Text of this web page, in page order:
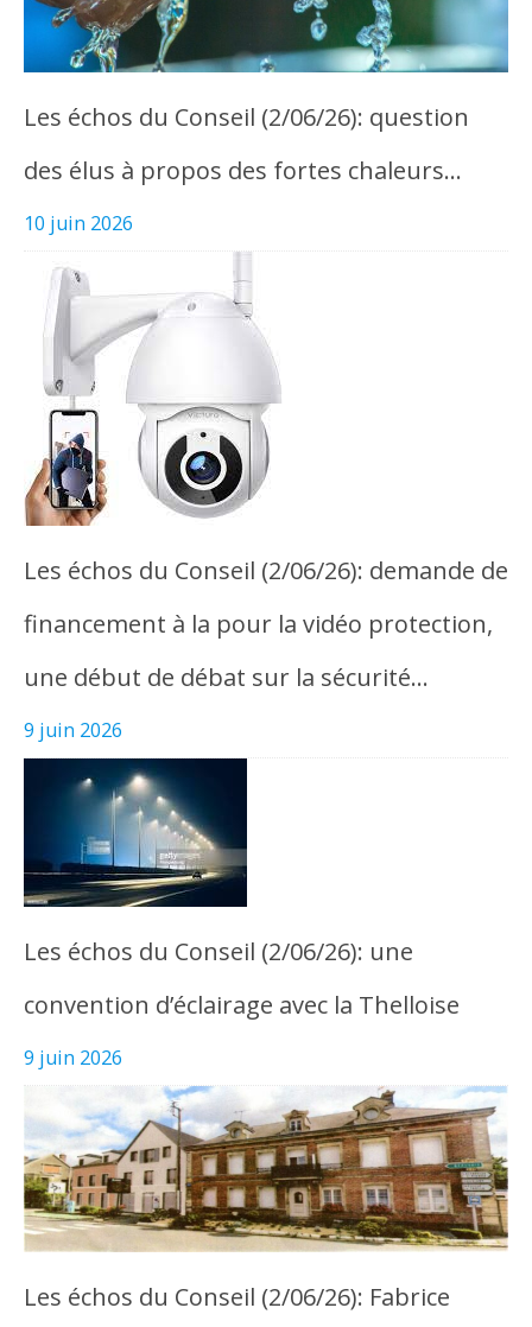
Les échos du Conseil (2/06/26): question
des élus à propos des fortes chaleurs…
10 juin 2026
Les échos du Conseil (2/06/26): demande de
financement à la pour la vidéo protection,
une début de débat sur la sécurité…
9 juin 2026
Les échos du Conseil (2/06/26): une
convention d’éclairage avec la Thelloise
9 juin 2026
Les échos du Conseil (2/06/26): Fabrice